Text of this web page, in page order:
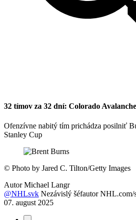
32 tímov za 32 dní: Colorado Avalanche
Ofenzívne nabitý tím prichádza posilniť
Stanley Cup
© Photo by Jared C. Tilton/Getty Images
Autor Michael Langr
@NHLsvk Nezávislý šéfautor NHL.com/
07. august 2025